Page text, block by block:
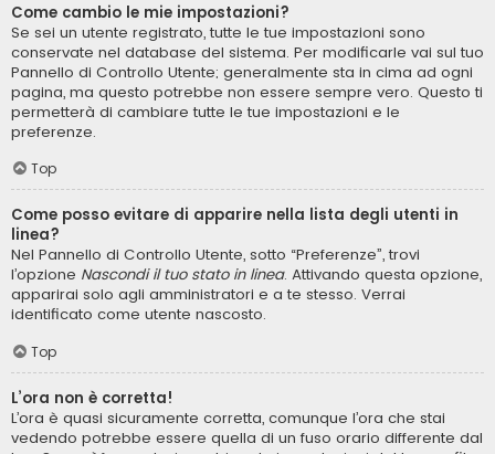
Come cambio le mie impostazioni?
Se sei un utente registrato, tutte le tue impostazioni sono
conservate nel database del sistema. Per modificarle vai sul tuo
Pannello di Controllo Utente; generalmente sta in cima ad ogni
pagina, ma questo potrebbe non essere sempre vero. Questo ti
permetterà di cambiare tutte le tue impostazioni e le
preferenze.
Top
Come posso evitare di apparire nella lista degli utenti in
linea?
Nel Pannello di Controllo Utente, sotto “Preferenze”, trovi
l’opzione Nascondi il tuo stato in linea. Attivando questa opzione,
apparirai solo agli amministratori e a te stesso. Verrai
identificato come utente nascosto.
Top
L’ora non è corretta!
L’ora è quasi sicuramente corretta, comunque l’ora che stai
vedendo potrebbe essere quella di un fuso orario differente dal